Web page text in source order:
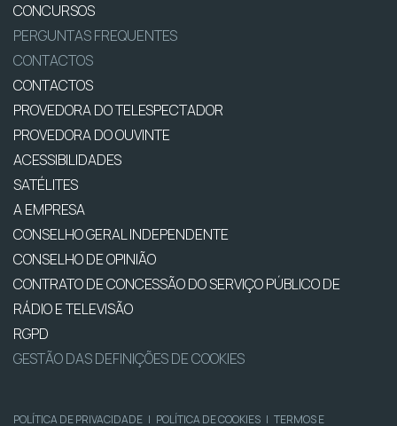
CONCURSOS
PERGUNTAS FREQUENTES
CONTACTOS
CONTACTOS
PROVEDORA DO TELESPECTADOR
PROVEDORA DO OUVINTE
ACESSIBILIDADES
SATÉLITES
A EMPRESA
CONSELHO GERAL INDEPENDENTE
CONSELHO DE OPINIÃO
CONTRATO DE CONCESSÃO DO SERVIÇO PÚBLICO DE
RÁDIO E TELEVISÃO
RGPD
GESTÃO DAS DEFINIÇÕES DE COOKIES
POLÍTICA DE PRIVACIDADE | POLÍTICA DE COOKIES | TERMOS E